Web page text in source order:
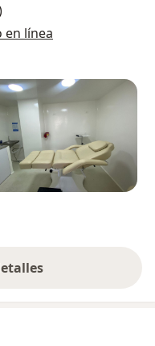
en línea
la experiencia